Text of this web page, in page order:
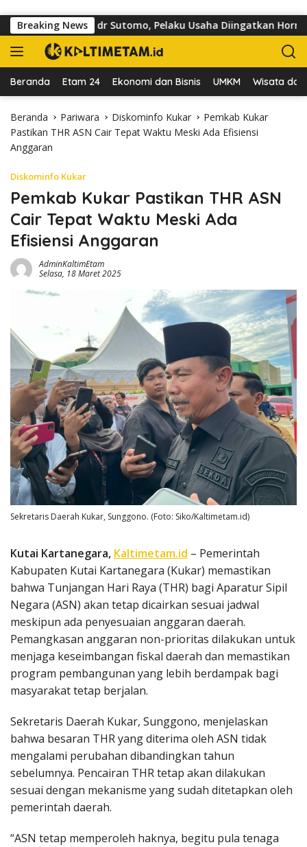
Breaking News
di Jalan dr Sutomo, Pelaku Usaha Diingatkan Hormati Hak
Beranda Etam 24 Ekonomi dan Bisnis UMKM Wisata dan
Beranda Pariwara Diskominfo Kukar
Pemkab Kukar
Pastikan THR ASN Cair Tepat Waktu Meski Ada Efisiensi
Anggaran
Diskominfo Kukar
Pemkab Kukar Pastikan THR ASN
Cair Tepat Waktu Meski Ada
Efisiensi Anggaran
AdminKaltimEtam
Selasa, 18 Maret 2025
Sekretaris Daerah Kukar, Sunggono. (Foto: Siko/Kaltimetam.id)
Kutai Kartanegara, Kaltimetam.id – Pemerintah
Kabupaten Kutai Kartanegara (Kukar) memastikan
bahwa Tunjangan Hari Raya (THR) bagi Aparatur Sipil
Negara (ASN) akan tetap dicairkan sesuai jadwal
meskipun ada penyesuaian anggaran daerah.
Pemangkasan anggaran non-prioritas dilakukan untuk
menjaga keseimbangan fiskal daerah dan memastikan
program pembangunan yang lebih berdampak bagi
masyarakat tetap berjalan.
Sekretaris Daerah Kukar, Sunggono, menjelaskan
bahwa besaran THR yang diterima oleh ASN tidak
mengalami perubahan dibandingkan tahun
sebelumnya. Pencairan THR tetap akan dilakukan
sesuai dengan mekanisme yang sudah ditetapkan oleh
pemerintah daerah.
“ASN tetap memperoleh haknya, begitu pula tenaga